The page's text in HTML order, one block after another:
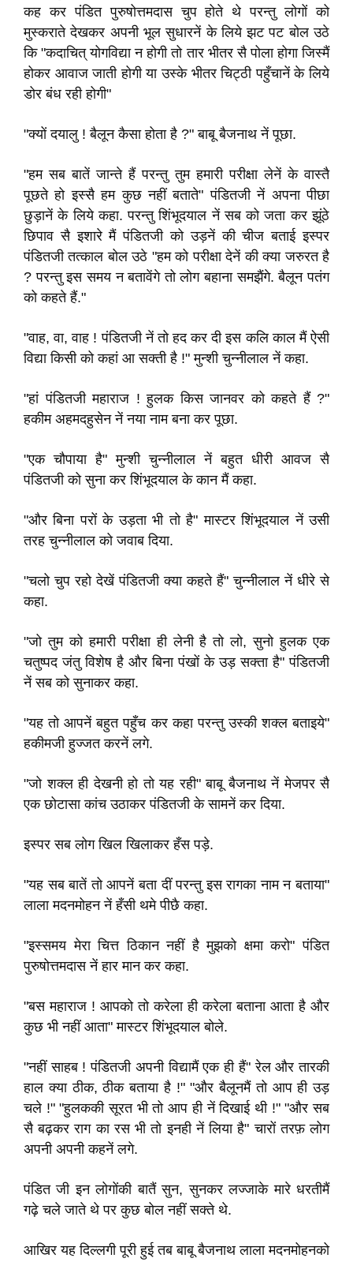
कह कर पंडित पुरुषोत्तमदास चुप होते थे परन्तु लोगों को
मुस्‍कराते देखकर अपनी भूल सुधारनें के लिये झट पट बोल उठे
कि "कदाचित् योगविद्या न होगी तो तार भीतर सै पोला होगा जिस्‍मैं
होकर आवाज जाती होगी या उस्‍के भीतर चिट्ठी पहुँचानें के लिये
डोर बंध रही होगी"
"क्‍यों दयालु ! बैलून कैसा होता है ?" बाबू बैजनाथ नें पूछा.
"हम सब बातें जान्‍ते हैं परन्तु तुम हमारी परीक्षा लेनें के वास्‍तै
पूछते हो इस्‍सै हम कुछ नहीं बताते" पंडितजी नें अपना पीछा
छुड़ानें के लिये कहा. परन्तु शिंभूदयाल नें सब को जता कर झूंठे
छिपाव सै इशारे मैं पंडितजी को उड़नें की चीज बताई इस्‍पर
पंडितजी तत्‍काल बोल उठे "हम को परीक्षा देनें की क्‍या जरुरत है
? परन्तु इस समय न बतावेंगे तो लोग बहाना समझैंगे. बैलून पतंग
को कहते हैं."
"वाह, वा, वाह ! पंडितजी नें तो हद कर दी इस कलि काल मैं ऐसी
विद्या किसी को कहां आ सक्‍ती है !" मुन्शी चुन्‍नीलाल नें कहा.
"हां पंडितजी महाराज ! हुलक किस जानवर को कहते हैं ?"
हकीम अहमदहुसेन नें नया नाम बना कर पूछा.
"एक चौपाया है" मुन्शी चुन्‍नीलाल नें बहुत धीरी आवज सै
पंडितजी को सुना कर शिंभूदयाल के कान मैं कहा.
"और बिना परों के उड़ता भी तो है" मास्‍टर शिंभूदयाल नें उसी
तरह चुन्‍नीलाल को जवाब दिया.
"चलो चुप रहो देखें पंडितजी क्‍या कहते हैं" चुन्‍नीलाल नें धीरे से
कहा.
"जो तुम को हमारी परीक्षा ही लेनी है तो लो, सुनो हुलक एक
चतुष्‍पद जंतु विशेष है और बिना पंखों के उड़ सक्‍ता है" पंडितजी
नें सब को सुनाकर कहा.
"यह तो आपनें बहुत पहुँच कर कहा परन्तु उस्‍की शक्‍ल बताइये"
हकीमजी हुज्‍जत करनें लगे.
"जो शक्‍ल ही देखनी हो तो यह रही" बाबू बैजनाथ नें मेजपर सै
एक छोटासा कांच उठाकर पंडितजी के सामनें कर दिया.
इस्‍पर सब लोग खिल खिलाकर हँस पड़े.
"यह सब बातें तो आपनें बता दीं परन्तु इस रागका नाम न बताया"
लाला मदनमोहन नें हँसी थमे पीछै कहा.
"इस्‍समय मेरा चित्त ठिकान नहीं है मुझको क्षमा करो" पंडित
पुरुषोत्तमदास नें हार मान कर कहा.
"बस महाराज ! आपको तो करेला ही करेला बताना आता है और
कुछ भी नहीं आता" मास्‍टर शिंभूदयाल बोले.
"नहीं साहब ! पंडितजी अपनी विद्यामैं एक ही हैं" रेल और तारकी
हाल क्‍या ठीक, ठीक बताया है !" "और बैलूनमैं तो आप ही उड़
चले !" "हुलककी सूरत भी तो आप ही नें दिखाई थी !" "और सब
सै बढ़कर राग का रस भी तो इनही नें लिया है" चारों तरफ़ लोग
अपनी अपनी कहनें लगे.
पंडित जी इन लोगोंकी बातैं सुन, सुनकर लज्‍जाके मारे धरतीमैं
गढ़े चले जाते थे पर कुछ बोल नहीं सक्ते थे.
आखिर यह दिल्‍लगी पूरी हुई तब बाबू बैजनाथ लाला मदनमोहनको